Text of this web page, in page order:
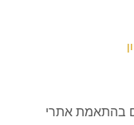
בהתאמת אתרי